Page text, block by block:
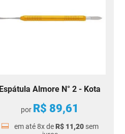
Espátula Almore N° 2 - Kota
por R$ 89,61
em até8x deR$ 11,20 sem